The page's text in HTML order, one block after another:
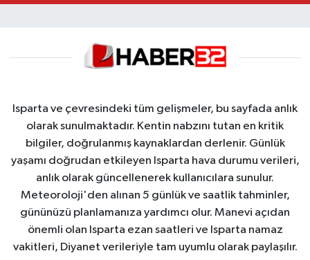
Isparta ve çevresindeki tüm gelişmeler, bu sayfada anlık
olarak sunulmaktadır. Kentin nabzını tutan en kritik
bilgiler, doğrulanmış kaynaklardan derlenir. Günlük
yaşamı doğrudan etkileyen Isparta hava durumu verileri,
anlık olarak güncellenerek kullanıcılara sunulur.
Meteoroloji'den alınan 5 günlük ve saatlik tahminler,
gününüzü planlamanıza yardımcı olur. Manevi açıdan
önemli olan Isparta ezan saatleri ve Isparta namaz
vakitleri, Diyanet verileriyle tam uyumlu olarak paylaşılır.